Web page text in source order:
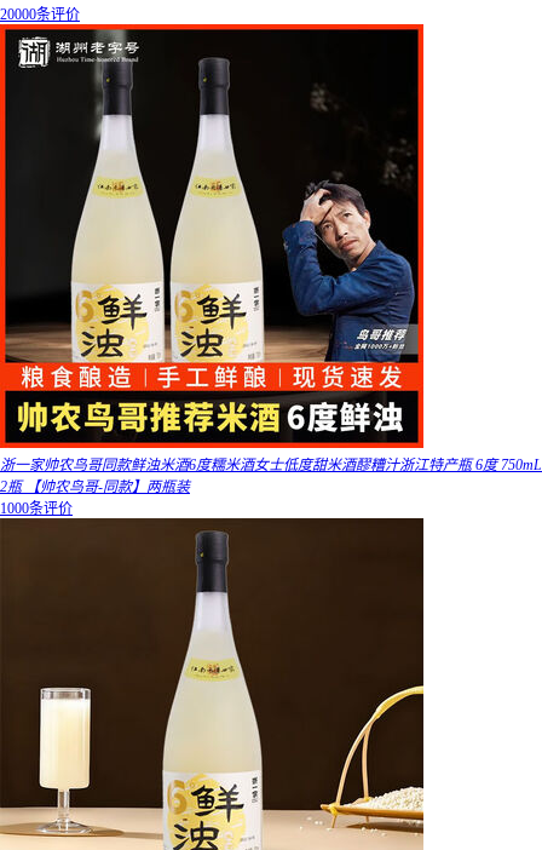
20000条评价
浙一家帅农鸟哥同款鲜浊米酒6度糯米酒女士低度甜米酒醪糟汁浙江特产瓶 6度 750mL
2瓶 【帅农鸟哥-同款】两瓶装
1000条评价